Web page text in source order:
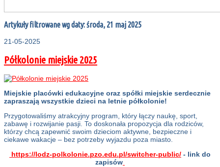
Artykuły filtrowane wg daty: środa, 21 maj 2025
21-05-2025
Półkolonie miejskie 2025
Miejskie placówki edukacyjne oraz spółki miejskie serdecznie
zapraszają wszystkie dzieci na letnie półkolonie!
Przygotowaliśmy atrakcyjny program, który łączy naukę, sport,
zabawę i rozwijanie pasji. To doskonała propozycja dla rodziców,
którzy chcą zapewnić swoim dzieciom aktywne, bezpieczne i
ciekawe wakacje – bez potrzeby wyjazdu poza miasto.
https://lodz-polkolonie.pzo.edu.pl/switcher-public/ - link do
zapisów